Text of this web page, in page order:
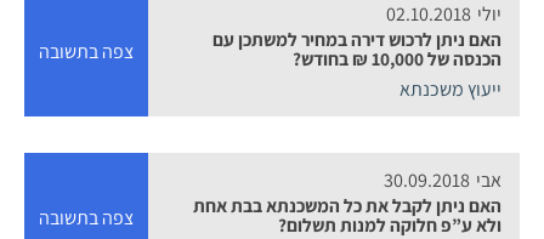
יולי 02.10.2018
האם ניתן לרכוש דירה במחיר למשתכן עם
הכנסה של 10,000 ₪ בחודש?
ייעוץ משכנתא
צפה בתשובה
אבי 30.09.2018
האם ניתן לקבל את כל המשכנתא בבת אחת
ולא ע”פ חלוקה למנות תשלום?
צפה בתשובה